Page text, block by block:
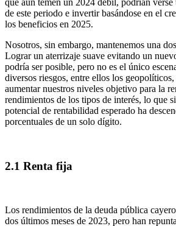
que aún temen un 2024 débil, podrían verse
de este periodo e invertir basándose en el
los beneficios en 2025.
Nosotros, sin embargo, mantenemos una
Lograr un aterrizaje suave evitando un
podría ser posible, pero no es el único
diversos riesgos, entre ellos los
aumentar nuestros niveles objetivo para la
rendimientos de los tipos de interés, lo que
potencial de rentabilidad esperado ha
porcentuales de un solo dígito.
2.1 Renta fija
Los rendimientos de la deuda pública
dos últimos meses de 2023, pero han